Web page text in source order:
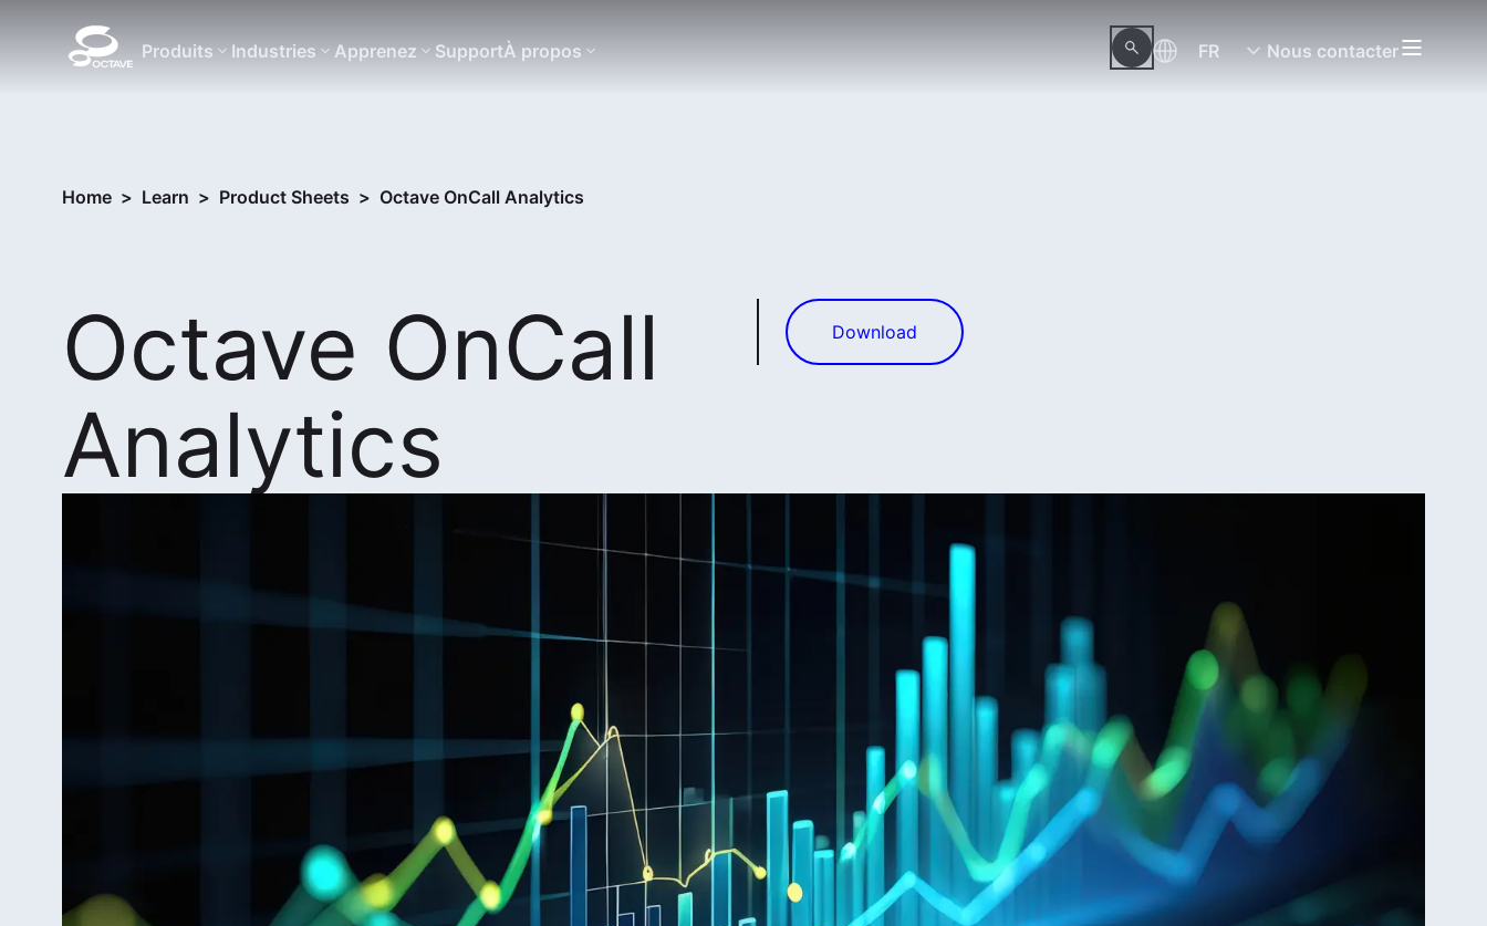
Produits Industries Apprenez SupportÀ propos FR Nous contacter
Home > Learn > Product Sheets > Octave OnCall Analytics
Octave OnCall
Analytics
Download